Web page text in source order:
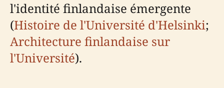
l'identité finlandaise émergente
(Histoire de l'Université d'Helsinki;
Architecture finlandaise sur
l'Université).